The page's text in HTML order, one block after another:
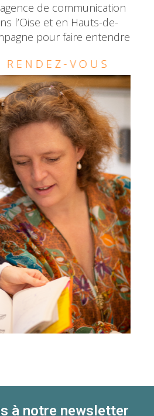
de communication
l’Oise et en Hauts-de-
pour faire entendre
RENDEZ-VOUS
à notre newsletter